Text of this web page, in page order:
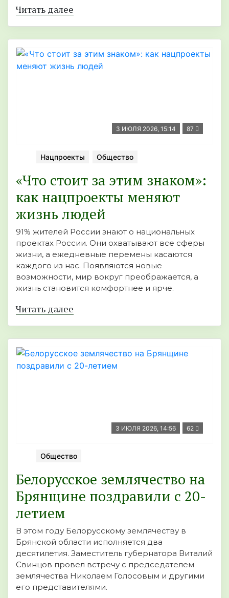
Читать далее
3 ИЮЛЯ 2026, 15:14 87
Нацпроекты Общество
«Что стоит за этим знаком»:
как нацпроекты меняют
жизнь людей
91% жителей России знают о национальных
проектах России. Они охватывают все сферы
жизни, а ежедневные перемены касаются
каждого из нас. Появляются новые
возможности, мир вокруг преображается, а
жизнь становится комфортнее и ярче.
Читать далее
3 ИЮЛЯ 2026, 14:56 62
Общество
Белорусское землячество на
Брянщине поздравили с 20-
летием
В этом году Белорусскому землячеству в
Брянской области исполняется два
десятилетия. Заместитель губернатора Виталий
Свинцов провел встречу с председателем
землячества Николаем Голосовым и другими
его представителями.